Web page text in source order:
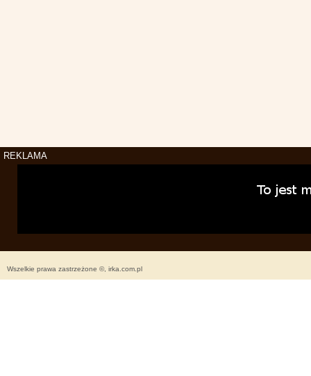
REKLAMA
Wszelkie prawa zastrzeżone ©, irka.com.pl